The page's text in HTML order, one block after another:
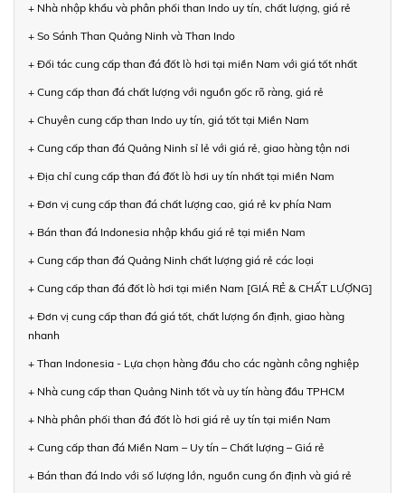
+ Nhà nhập khẩu và phân phối than Indo uy tín, chất lượng, giá rẻ
+ So Sánh Than Quảng Ninh và Than Indo
+ Đối tác cung cấp than đá đốt lò hơi tại miền Nam với giá tốt nhất
+ Cung cấp than đá chất lượng với nguồn gốc rõ ràng, giá rẻ
+ Chuyên cung cấp than Indo uy tín, giá tốt tại Miền Nam
+ Cung cấp than đá Quảng Ninh sỉ lẻ với giá rẻ, giao hàng tận nơi
+ Địa chỉ cung cấp than đá đốt lò hơi uy tín nhất tại miền Nam
+ Đơn vị cung cấp than đá chất lượng cao, giá rẻ kv phía Nam
+ Bán than đá Indonesia nhập khẩu giá rẻ tại miền Nam
+ Cung cấp than đá Quảng Ninh chất lượng giá rẻ các loại
+ Cung cấp than đá đốt lò hơi tại miền Nam [GIÁ RẺ & CHẤT LƯỢNG]
+ Đơn vị cung cấp than đá giá tốt, chất lượng ổn định, giao hàng
nhanh
+ Than Indonesia - Lựa chọn hàng đầu cho các ngành công nghiệp
+ Nhà cung cấp than Quảng Ninh tốt và uy tín hàng đầu TPHCM
+ Nhà phân phối than đá đốt lò hơi giá rẻ uy tín tại miền Nam
+ Cung cấp than đá Miền Nam – Uy tín – Chất lượng – Giá rẻ
+ Bán than đá Indo với số lượng lớn, nguồn cung ổn định và giá rẻ